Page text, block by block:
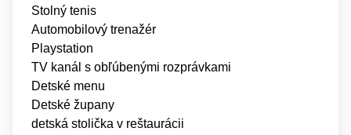
Stolný tenis
Automobilový trenažér
Playstation
TV kanál s obľúbenými rozprávkami
Detské menu
Detské župany
detská stolička v reštaurácii